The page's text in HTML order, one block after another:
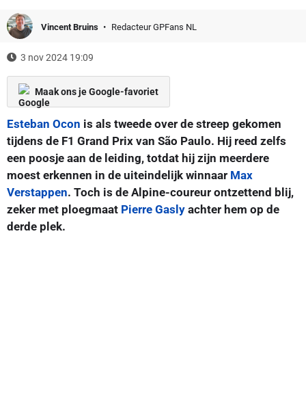
Vincent Bruins Redacteur GPFans NL
3 nov 2024 19:09
Maak ons je Google-favoriet
Esteban Ocon is als tweede over de streep gekomen
tijdens de F1 Grand Prix van São Paulo. Hij reed zelfs
een poosje aan de leiding, totdat hij zijn meerdere
moest erkennen in de uiteindelijk winnaar Max
Verstappen. Toch is de Alpine-coureur ontzettend blij,
zeker met ploegmaat Pierre Gasly achter hem op de
derde plek.